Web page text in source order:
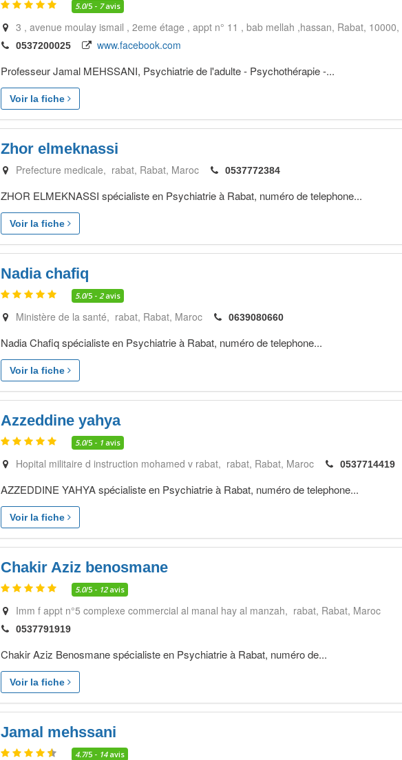
5.0/5 - 7avis
3 , avenue moulay ismail , 2eme étage , appt n° 11 , bab mellah ,hassan Rabat 10000
0537200025 www.facebook.com
Professeur Jamal MEHSSANI, Psychiatrie de l'adulte - Psychothérapie -...
Voir la fiche
Zhor elmeknassi
Prefecture medicale, rabat Rabat Maroc 0537772384
ZHOR ELMEKNASSI spécialiste en Psychiatrie à Rabat, numéro de telephone...
Voir la fiche
Nadia chafiq
5.0/5 - 2avis
Ministère de la santé, rabat Rabat Maroc 0639080660
Nadia Chafiq spécialiste en Psychiatrie à Rabat, numéro de telephone...
Voir la fiche
Azzeddine yahya
5.0/5 - 1 avis
Hopital militaire d instruction mohamed v rabat, rabat Rabat Maroc 0537714419
AZZEDDINE YAHYA spécialiste en Psychiatrie à Rabat, numéro de telephone...
Voir la fiche
Chakir Aziz benosmane
5.0/5 - 12avis
Imm f appt n°5 complexe commercial al manal hay al manzah, rabat Rabat Maroc
0537791919
Chakir Aziz Benosmane spécialiste en Psychiatrie à Rabat, numéro de...
Voir la fiche
Jamal mehssani
4.7/5 - 14avis